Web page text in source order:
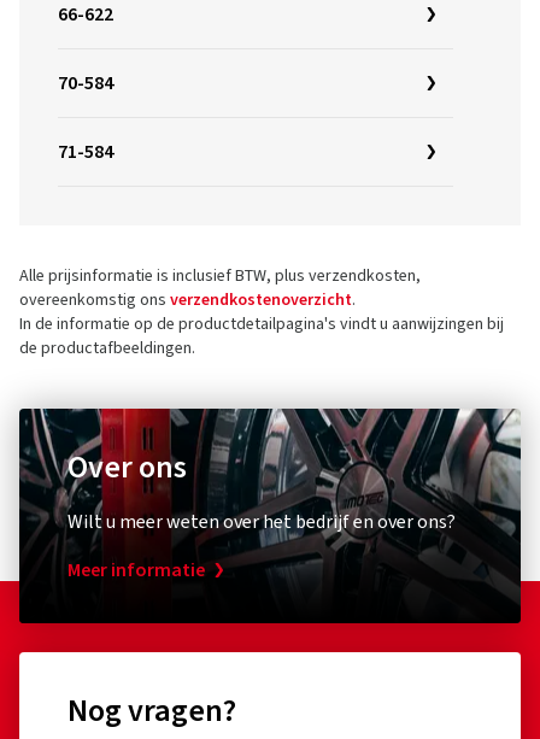
66-622
70-584
71-584
Alle prijsinformatie is inclusief BTW, plus verzendkosten,
overeenkomstig ons verzendkostenoverzicht.
In de informatie op de productdetailpagina's vindt u aanwijzingen bij
de productafbeeldingen.
Over ons
Wilt u meer weten over het bedrijf en over ons?
Meer informatie
Nog vragen?